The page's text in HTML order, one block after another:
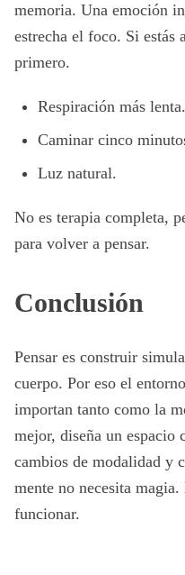
memoria. Una emoción
estrecha el foco. Si estás
primero.
Respiración más lenta.
Caminar cinco
Luz natural.
No es terapia completa,
para volver a pensar.
Conclusión
Pensar es construir
cuerpo. Por eso el
importan tanto como la
mejor, diseña un espacio
cambios de modalidad y
mente no necesita
funcionar.